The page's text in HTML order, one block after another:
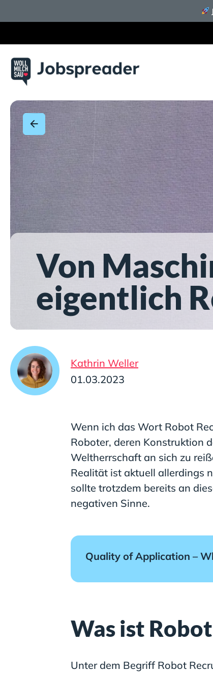
Von
eigentlich
Kathrin Weller
01.03.2023
Wenn ich das Wort Robot
Roboter, deren Konstruktion
Weltherrschaft an sich zu
Realität ist aktuell allerdings
sollte trotzdem bereits an
negativen Sinne.
Quality of Application –
Was ist
Unter dem Begriff Robot